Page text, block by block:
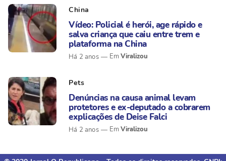
China
Vídeo: Policial é herói, age rápido e
salva criança que caiu entre trem e
plataforma na China
Há 2 anos Viralizou
Pets
Denúncias na causa animal levam
protetores e ex-deputado a cobrarem
explicações de Deise Falci
Há 2 anos Viralizou